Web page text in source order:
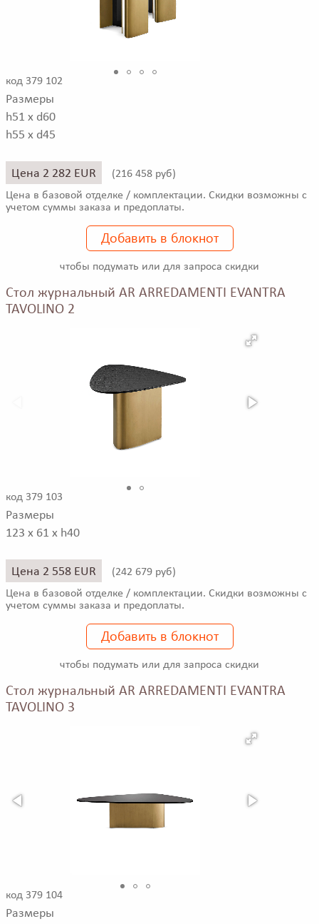
код 379 102
Размеры
h51 x d60
h55 x d45
Цена 2 282 EUR (216 458 руб)
Цена в базовой отделке / комплектации. Скидки возможны с
учетом суммы заказа и предоплаты.
Добавить в блокнот
чтобы подумать или для запроса скидки
Стол журнальный AR ARREDAMENTI EVANTRA
TAVOLINO 2
код 379 103
Размеры
123 x 61 x h40
Цена 2 558 EUR (242 679 руб)
Цена в базовой отделке / комплектации. Скидки возможны с
учетом суммы заказа и предоплаты.
Добавить в блокнот
чтобы подумать или для запроса скидки
Стол журнальный AR ARREDAMENTI EVANTRA
TAVOLINO 3
код 379 104
Размеры